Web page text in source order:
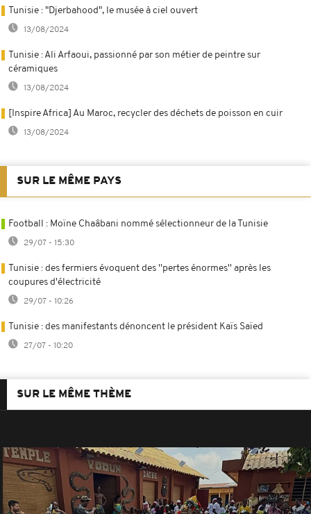
Tunisie : "Djerbahood", le musée à ciel ouvert
13/08/2024
Tunisie : Ali Arfaoui, passionné par son métier de peintre sur
céramiques
13/08/2024
[Inspire Africa] Au Maroc, recycler des déchets de poisson en cuir
13/08/2024
SUR LE MÊME PAYS
Football : Moïne Chaâbani nommé sélectionneur de la Tunisie
29/07 - 15:30
Tunisie : des fermiers évoquent des ''pertes énormes'' après les
coupures d'électricité
29/07 - 10:26
Tunisie : des manifestants dénoncent le président Kaïs Saïed
27/07 - 10:20
SUR LE MÊME THÈME